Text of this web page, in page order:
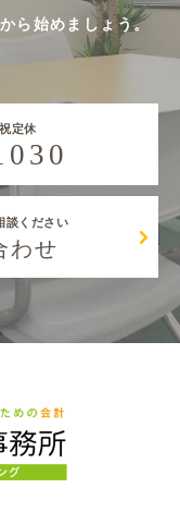
ら始めましょう。
定休
談ください
わせ